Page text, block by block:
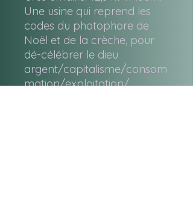
Une usine qui reprend les
codes du photophore de
Noël et de la crèche, pour
dé-célébrer le dieu
argent/capitalisme/consom
mation/exploitation/…